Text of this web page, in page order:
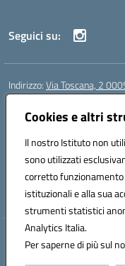
Cookies e altri
Il nostro Istituto non
sono utilizzati
corretto
istituzionali e alla sua
strumenti statistici
Analytics Italia.
Per saperne di più sul
Seguici su:
Indirizzo:Via Toscana, 2
Centralino:
Posta elettronica
Codice fiscale:
Codice meccanografico:
Codice Indice delle
Codice unico di fatturazione
Hosting &
Concept